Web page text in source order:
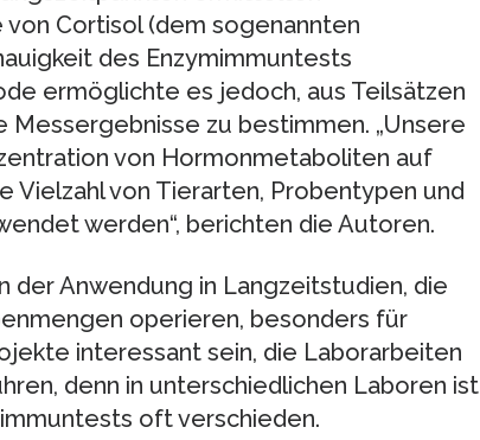
Cortisol (dem sogenannten
des Enzymimmuntests
ermöglichte es jedoch, aus Teilsätzen
zu bestimmen. „Unsere
von Hormonmetaboliten auf
Vielzahl von Tierarten, Probentypen und
werden“, berichten die Autoren.
Anwendung in Langzeitstudien, die
operieren, besonders für
interessant sein, die Laborarbeiten
denn in unterschiedlichen Laboren ist
oft verschieden.